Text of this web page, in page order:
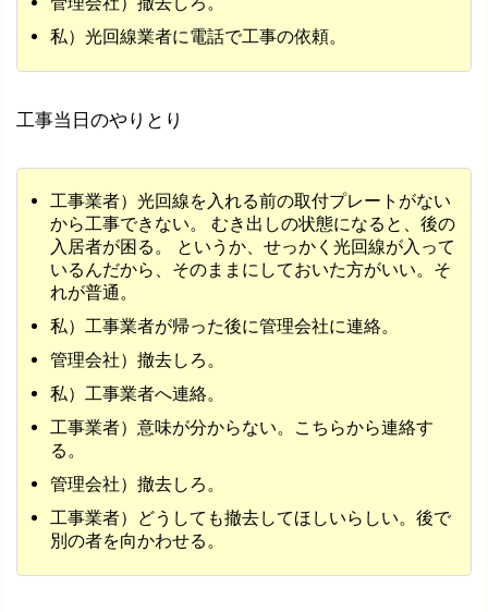
私）光回線業者に電話で工事の依頼。
工事当日のやりとり
工事業者）光回線を入れる前の取付プレートがない
から工事できない。 むき出しの状態になると、後の
入居者が困る。 というか、せっかく光回線が入って
いるんだから、そのままにしておいた方がいい。そ
れが普通。
私）工事業者が帰った後に管理会社に連絡。
管理会社）撤去しろ。
私）工事業者へ連絡。
工事業者）意味が分からない。こちらから連絡す
る。
管理会社）撤去しろ。
工事業者）どうしても撤去してほしいらしい。後で
別の者を向かわせる。